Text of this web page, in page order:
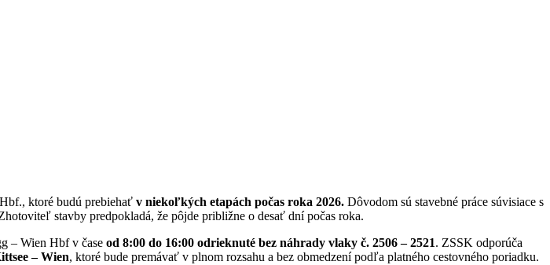
ktoré budú prebiehať v niekoľkých etapách počas roka 2026. Dôvodom sú stavebné práce súvisiace s
stavby predpokladá, že pôjde približne o desať dní počas roka.
– Wien Hbf v čase od 8:00 do 16:00 odrieknuté bez náhrady vlaky č. 2506 – 2521. ZSSK odporúča
– Wien, ktoré bude premávať v plnom rozsahu a bez obmedzení podľa platného cestovného poriadku.